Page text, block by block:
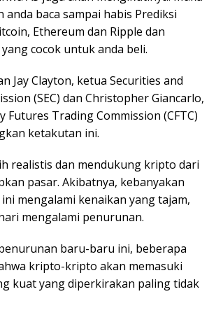
baca sampai habis Prediksi
Ethereum dan Ripple dan
cocok untuk anda beli.
Jay Clayton, ketua Securities and
(SEC) dan Christopher Giancarlo,
Futures Trading Commission (CFTC)
ketakutan ini.
realistis dan mendukung kripto dari
pasar. Akibatnya, kebanyakan
mengalami kenaikan yang tajam,
mengalami penurunan.
baru-baru ini, beberapa
kripto-kripto akan memasuki
kuat yang diperkirakan paling tidak